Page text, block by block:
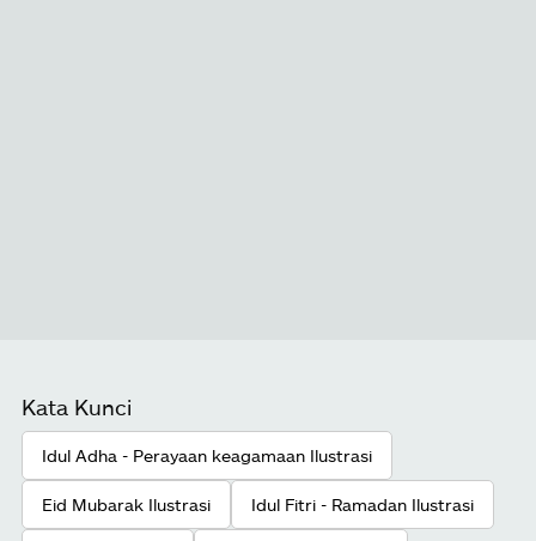
Kata Kunci
Idul Adha - Perayaan keagamaan Ilustrasi
Eid Mubarak Ilustrasi Idul Fitri - Ramadan Ilustrasi